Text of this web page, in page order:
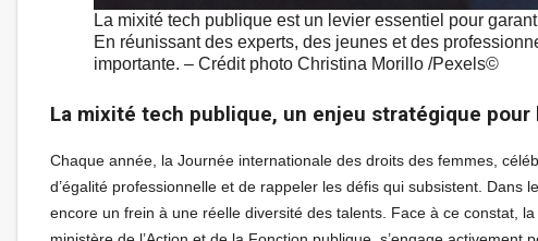
La mixité tech publique est un levier essentiel pour
En réunissant des experts, des jeunes et des
importante. – Crédit photo Christina Morillo /Pexels©
La mixité tech publique, un enjeu stratégique pour
Chaque année, la Journée internationale des droits des femmes,
d’égalité professionnelle et de rappeler les défis qui subsistent.
encore un frein à une réelle diversité des talents. Face à ce constat,